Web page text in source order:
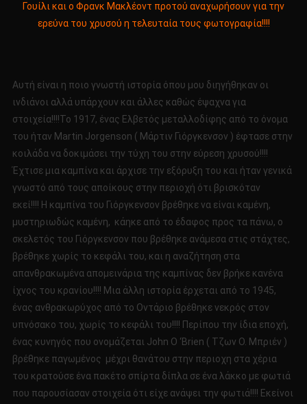
Γουίλι και ο Φρανκ Μακλέοντ προτού αναχωρήσουν για την
ερεύνα του χρυσού η τελευταία τους φωτογραφία!!!!
Αυτή είναι η ποιο γνωστή ιστορία όπου μου διηγήθηκαν οι
ινδιάνοι αλλά υπάρχουν και άλλες καθώς έψαχνα για
στοιχεία!!!!Το 1917, ένας Ελβετός μεταλλοδίφης από το όνομα
του ήταν Martin Jorgenson ( Μάρτιν Γιόργκενσον ) έφτασε στην
κοιλάδα να δοκιμάσει την τύχη του στην εύρεση χρυσού!!!!
Έχτισε μια καμπίνα και άρχισε την εξόρυξη του και ήταν γενικά
γνωστό από τους αποίκους στην περιοχή ότι βρισκόταν
εκεί!!!! Η καμπίνα του Γιόργκενσον βρέθηκε να είναι καμένη,
μυστηριωδώς καμένη, κάηκε από το έδαφος προς τα πάνω, ο
σκελετός του Γιόργκενσον που βρέθηκε ανάμεσα στις στάχτες,
βρέθηκε χωρίς το κεφάλι του, και η αναζήτηση στα
απανθρακωμένα απομεινάρια της καμπίνας δεν βρήκε κανένα
ίχνος του κρανίου!!!! Μια άλλη ιστορία έρχεται από το 1945,
ένας ανθρακωρύχος από το Οντάριο βρέθηκε νεκρός στον
υπνόσακο του, χωρίς το κεφάλι του!!!! Περίπου την ίδια εποχή,
ένας κυνηγός που ονομάζεται John O ‘Brien ( Τζων Ο. Μπριέν )
βρέθηκε παγωμένος μέχρι θανάτου στην περιοχη στα χέρια
του κρατούσε ένα πακέτο σπίρτα δίπλα σε ένα λάκκο με φωτιά
που παρουσίασαν στοιχεία ότι είχε ανάψει την φωτιά!!!! Εκείνοι